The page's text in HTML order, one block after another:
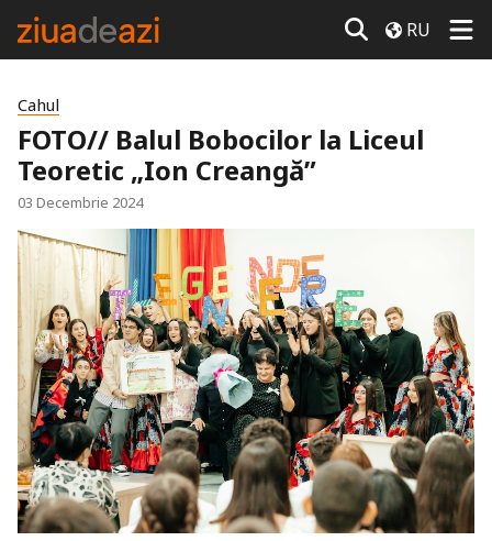
RU
Cahul
FOTO// Balul Bobocilor la Liceul
Teoretic „Ion Creangă”
03 Decembrie 2024